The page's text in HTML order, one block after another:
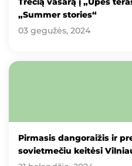
„Summer stories“
03 gegužės, 2024
Pirmasis dangoraižis ir
sovietmečiu keitėsi